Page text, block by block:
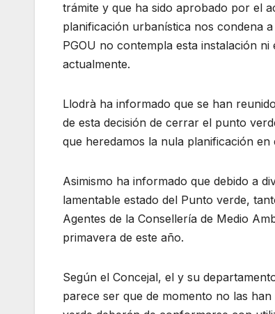
trámite y que ha sido aprobado por el
planificación urbanística nos condena
PGOU no contempla esta instalación
actualmente.
Llodrà ha informado que se han
de esta decisión de cerrar el punto
que heredamos la nula planificación
Asimismo ha informado que debido a
lamentable estado del Punto verde,
Agentes de la Consellería de Medio
primavera de este año.
Según el Concejal, el y su
parece ser que de momento no las